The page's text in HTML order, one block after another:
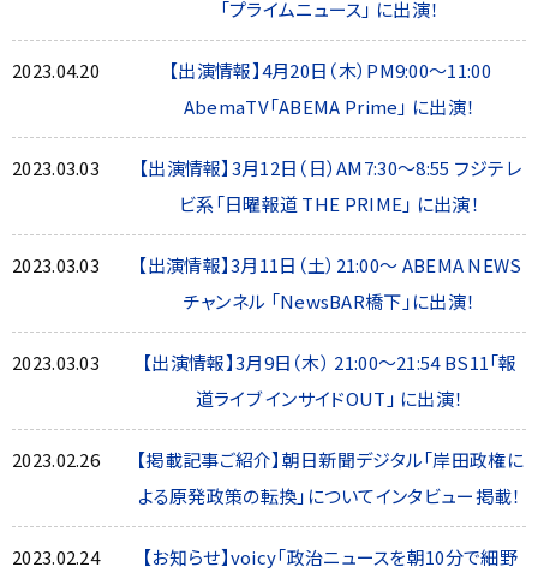
「プライムニュース」 に出演！
2023.04.20
【出演情報】4月20日（木）PM9:00〜11:00
AbemaTV「ABEMA Prime」 に出演！
2023.03.03
【出演情報】3月12日（日）AM7:30〜8:55 フジテレ
ビ系「日曜報道 THE PRIME」 に出演！
2023.03.03
【出演情報】3月11日（土）21:00〜 ABEMA NEWS
チャンネル 「NewsBAR橋下」に出演！
2023.03.03
【出演情報】3月9日（木） 21:00〜21:54 BS11「報
道ライブ インサイドOUT」 に出演！
2023.02.26
【掲載記事ご紹介】朝日新聞デジタル「岸田政権に
よる原発政策の転換」についてインタビュー掲載！
2023.02.24
【お知らせ】voicy「政治ニュースを朝10分で細野